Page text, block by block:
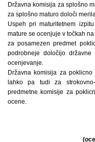
Državna komisija za splošno
za splošno maturo določi
Uspeh pri maturitetnem
mature se ocenjuje v točkah
za posamezen predmet
podrobneje določijo
ocenjevanje.
Državna komisija za
lahko pa tudi za
predmetne komisije za
ocene.